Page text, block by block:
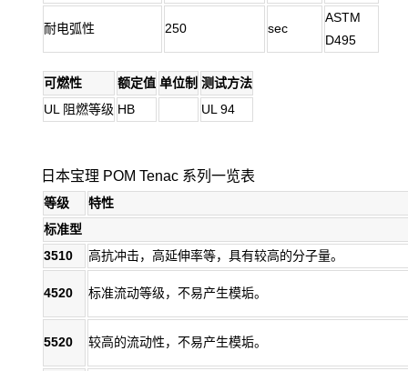
耐电弧性 250 sec
ASTM
D495
可燃性 额定值 单位制 测试方法
UL 阻燃等级 HB UL 94
日本宝理 POM Tenac 系列一览表
等级
特性
标准型
3510
高抗冲击，高延伸率等，具有较高的分子量。
4520 标准流动等级，不易产生模垢。
5520 较高的流动性，不易产生模垢。